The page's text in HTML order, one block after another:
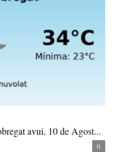
avui, 10 de Agost...
0